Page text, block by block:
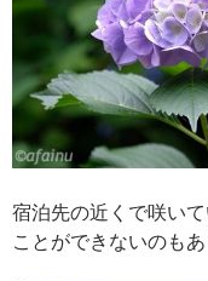
宿泊先の近くで咲い
ことができないのも